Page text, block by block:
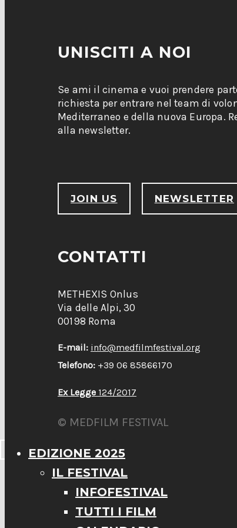
UNISCITI A NOI
Se ami il cinema e vuoi prendere
richiesta per entrare nel team di
Mediterraneo e della nuova Europa.
alla newsletter.
JOIN US NEWSLETTER
CONTATTI
METHEXIS Onlus
Via delle Alpi, 30
00198 Roma
E-mail: info@medfilmfestival.org
Telefono: +39 06 85866170
Ex Legge 124/2017
© MEDFILM FESTIVAL
EDIZIONE 2025
IL FESTIVAL
INFOFESTIVAL
TUTTI I FILM